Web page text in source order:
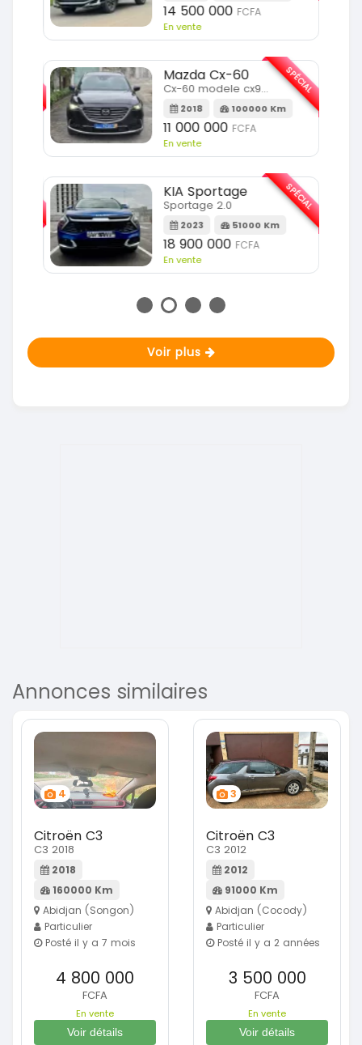
14 500 000 FCFA
En vente
Mazda Cx-60
Cx-60 modele cx9 full option
2018 100000 Km
11 000 000 FCFA
En vente
SPÉCIAL
KIA Sportage
Sportage 2.0
2023 51000 Km
18 900 000 FCFA
En vente
SPÉCIAL
Voir plus
Annonces similaires
4
Citroën C3
C3 2018
2018
160000 Km
Abidjan (Songon)
Particulier
Posté il y a 7 mois
4 800 000
FCFA
En vente
Voir détails
3
Citroën C3
C3 2012
2012
91000 Km
Abidjan (Cocody)
Particulier
Posté il y a 2 années
3 500 000
FCFA
En vente
Voir détails